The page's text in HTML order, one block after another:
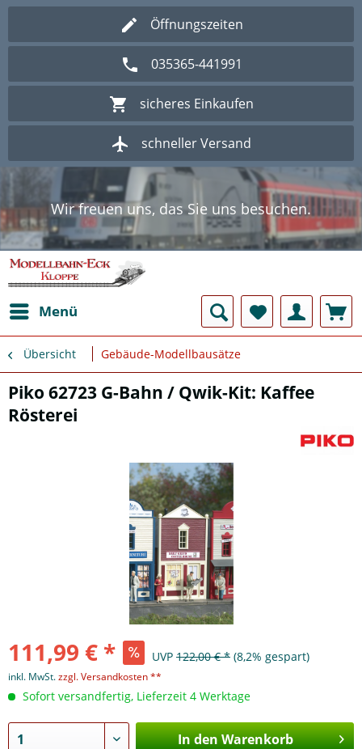
Öffnungszeiten
035365-441991
sicheres Einkaufen
schneller Versand
Wir freuen uns, das Sie uns besuchen.
Herzlich Willkommen im Onlineshop
Modellbahn - Eck Kloppe.
Wir freuen uns, das Sie uns besuchen.
Herzlich Willkommen im Onlineshop
Modellbahn - Eck Kloppe.
Menü
Übersicht Gebäude-Modellbausätze
Piko 62723 G-Bahn / Qwik-Kit: Kaffee
Rösterei
111,99 € * UVP 122,00 € * (8,2% gespart)
inkl. MwSt.zzgl. Versandkosten **
Sofort versandfertig, Lieferzeit 4 Werktage
In den Warenkorb